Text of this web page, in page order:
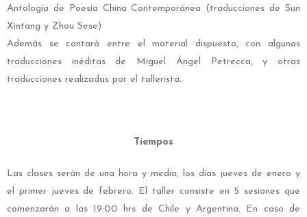
Antología de Poesía China Contemporánea (traducciones de Sun
Xintang y Zhou Sese)
Además se contará entre el material dispuesto, con algunas
traducciones inéditas de Miguel Ángel Petrecca, y otras
traducciones realizadas por el tallerista.
Tiempos
Las clases serán de una hora y media, los días jueves de enero y
el primer jueves de febrero. El taller consiste en 5 sesiones que
comenzarán a las 19:00 hrs de Chile y Argentina. En caso de